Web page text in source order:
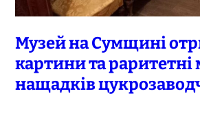
Музей на Сумщині
картини та раритетні
нащадків